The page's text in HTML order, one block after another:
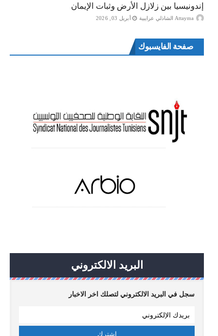
إندونيسيا بين زلازل الأرض وثبات الإيمان
Attayma الشاذلي عرايبية أبريل 03, 2026
صفحة الفايسبوك
البريد الالكتروني
سجل في البريد الالكتروني لتصلك اخر الاخبار